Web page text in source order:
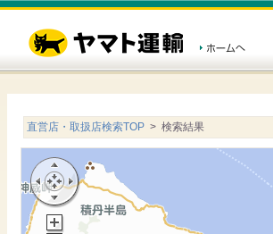
直営店・取扱店検索TOP > 検索結果